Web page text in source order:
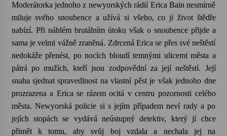
3. 7. 2026
30. 6. 2026
Moderátorka jednoho z newyorských rádií Erica Bain nesmírně
miluje svého snoubence a užívá si všeho, co jí život štědře
nabízí. Při náhlém brutálním útoku však o snoubence přijde a
sama je velmi vážně zraněná. Zdrcená Erica se přes své neštěstí
nedokáže přenést, po nocích bloudí temnými ulicemi města a
pátrá po mužích, kteří jsou zodpovědní za její neštěstí. Její
snaha sjednat spravedlnost na vlastní pěst je však jednoho dne
prozrazena a Erica se rázem ocitá v centru pozornosti celého
města. Newyorská policie si s jejím případem neví rady a po
jejích stopách se vydává neústupný detektiv, který jí chce
přimět k tomu, aby svůj boj vzdala a nechala jej na